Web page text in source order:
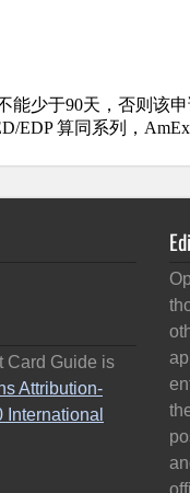
Card Guide is
Attribution-